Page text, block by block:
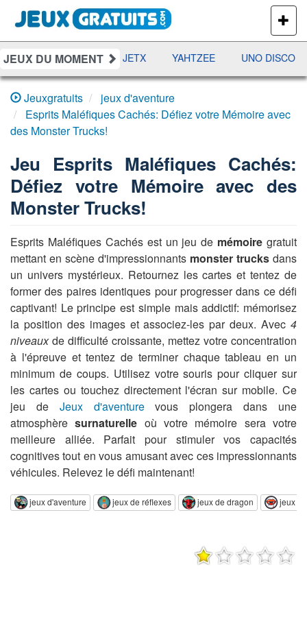
PLUS
DE
JEUX
JEUX DU MOMENT
DAMES RAMI JETX YAHTZEE UNO DISCO
Jeuxgratuits
jeux d'aventure
Esprits Maléfiques Cachés: Défiez votre Mémoire avec
des Monster Trucks!
Jeu Esprits Maléfiques Cachés:
Défiez votre Mémoire avec des
Monster Trucks!
Esprits Maléfiques Cachés est un jeu de mémoire gratuit
mettant en scène d'impressionnants monster trucks dans
un univers mystérieux. Retournez les cartes et tentez de
former des paires identiques pour progresser dans ce défi
captivant! Le principe est simple mais addictif: mémorisez
la position des images et associez-les par deux. Avec 4
niveauxde difficulté croissante, mettez votre concentration
à l'épreuve et tentez de terminer chaque tableau en un
minimum de coups. Utilisez votre souris pour cliquer sur
les cartes ou touchez directement l'écran sur mobile. Ce
jeu de Jeux d'aventurevous plongera dans une
atmosphèresurnaturelle où votre mémoire sera votre
meilleure alliée. Parfait pour stimuler vos capacités
cognitives tout en vous amusant avec ces impressionnants
véhicules. Relevez le défi maintenant!
jeux d'aventure jeux de réflexes jeux de dragon jeux